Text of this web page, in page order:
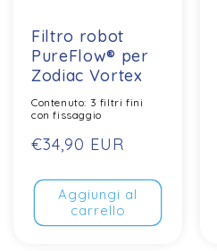
Filtro robot
PureFlow® per
Zodiac Vortex
Contenuto: 3 filtri fini
con fissaggio
Prezzo
€34,90 EUR
Aggiungi al
carrello